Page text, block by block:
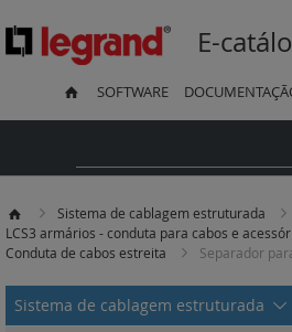
E-
SOFTWARE
Sistema de cablagem estruturada
LCS3 armários - conduta para cabos e
Conduta de cabos estreita
Separador
Sistema de cablagem estruturada